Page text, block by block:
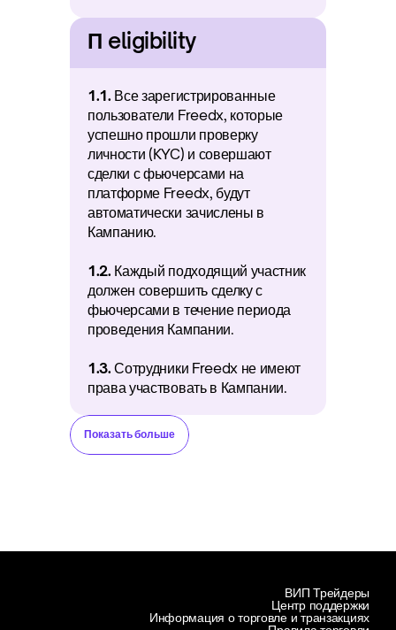
П eligibility
1.1. Все зарегистрированные
пользователи Freedx, которые
успешно прошли проверку
личности (KYC) и совершают
сделки с фьючерсами на
платформе Freedx, будут
автоматически зачислены в
Кампанию.
1.2. Каждый подходящий участник
должен совершить сделку с
фьючерсами в течение периода
проведения Кампании.
1.3. Сотрудники Freedx не имеют
права участвовать в Кампании.
Показать больше
Центр поддержки
Информация о торговле и транзакциях
ВИП Трейдеры